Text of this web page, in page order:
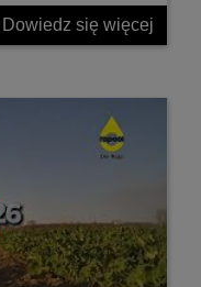
Dowiedz się więcej